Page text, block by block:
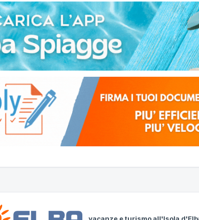
vacanze e turismo all'Isola